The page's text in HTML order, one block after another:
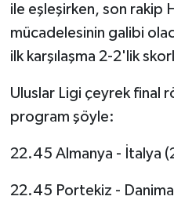
ile eşleşirken, son rakip
mücadelesinin galibi
ilk karşılaşma 2-2'lik
Uluslar Ligi çeyrek final
program şöyle:
22.45 Almanya - İtalya
22.45 Portekiz -